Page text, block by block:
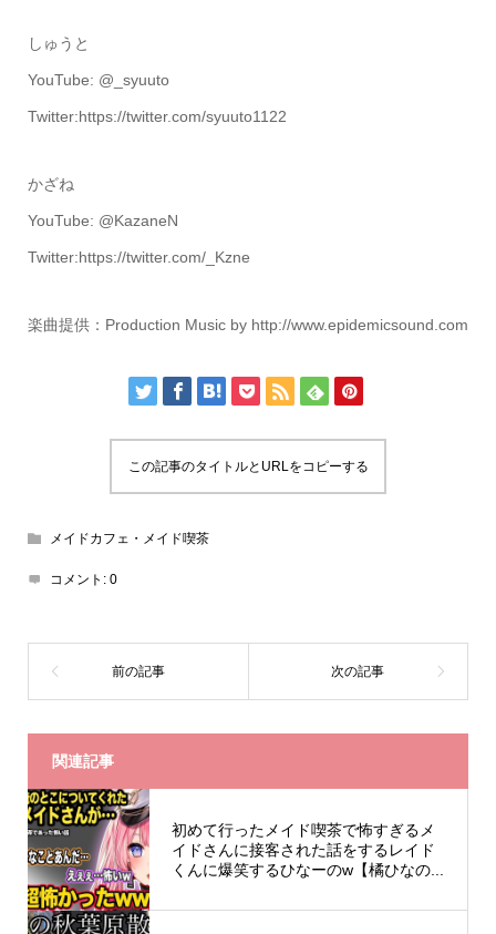
しゅうと
YouTube: @_syuuto
Twitter:https://twitter.com/syuuto1122
かざね
YouTube: @KazaneN
Twitter:https://twitter.com/_Kzne
楽曲提供：Production Music by http://www.epidemicsound.com
この記事のタイトルとURLをコピーする
メイドカフェ・メイド喫茶
コメント: 0
関連記事
初めて行ったメイド喫茶で怖すぎるメ
イドさんに接客された話をするレイド
くんに爆笑するひなーのw【橘ひなの...